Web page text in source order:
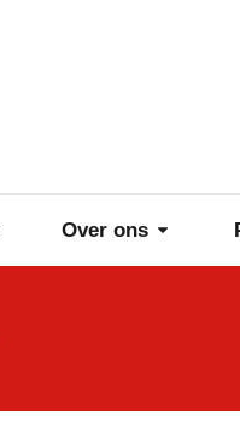
Over ons